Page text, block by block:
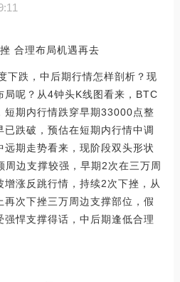
合理布局机遇再去
下跌，中后期行情怎样剖析？现
局呢？从4钟头K线图看来，BTC
短期内行情跌穿早期33000点整
跌破，预估在短期内行情中调
期走势看来，现阶段双头形状
周边支撑较强，早期2次在三万周
涨反跳行情，持续2次下挫，从
次下挫三万周边支撑部位，假
悍支撑得话，中后期逢低合理